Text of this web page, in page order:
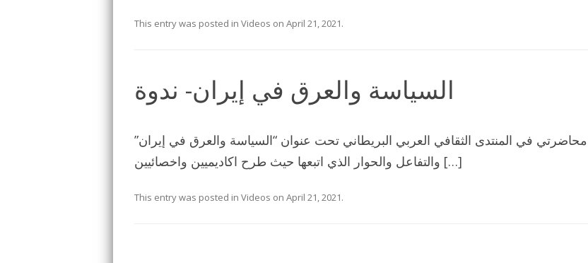
This entry was posted in Videos on April 21, 2021.
السياسة والعرق في إيران- ندوة
محاضرتي في المنتدى الثقافي العربي البريطاني تحت عنوان “السياسة والعرق في إيران”
والتفاعل والحوار الذي اتبعها حيث طرح اكاديميين واخصائيين […]
This entry was posted in Videos on April 21, 2021.